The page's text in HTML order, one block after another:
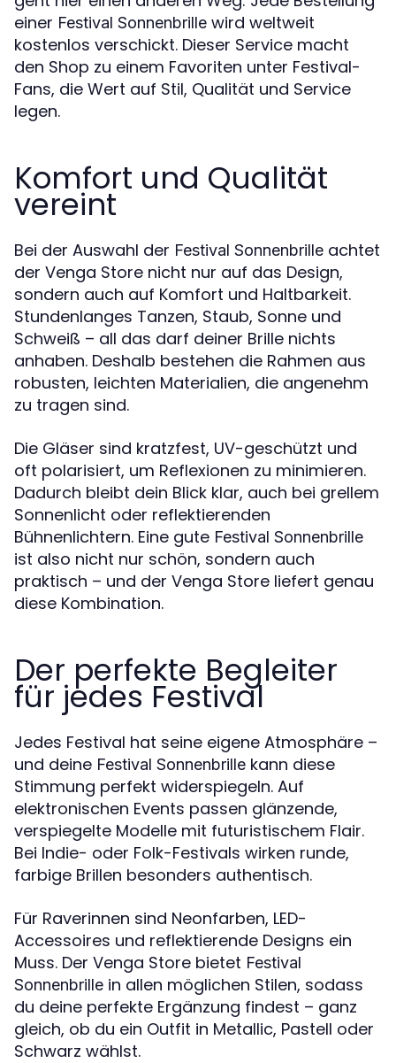
einer Festival Sonnenbrille wird weltweit
kostenlos verschickt. Dieser Service macht
den Shop zu einem Favoriten unter Festival-
Fans, die Wert auf Stil, Qualität und Service
legen.
Komfort und Qualität
vereint
Bei der Auswahl der Festival Sonnenbrille achtet
der Venga Store nicht nur auf das Design,
sondern auch auf Komfort und Haltbarkeit.
Stundenlanges Tanzen, Staub, Sonne und
Schweiß – all das darf deiner Brille nichts
anhaben. Deshalb bestehen die Rahmen aus
robusten, leichten Materialien, die angenehm
zu tragen sind.
Die Gläser sind kratzfest, UV-geschützt und
oft polarisiert, um Reflexionen zu minimieren.
Dadurch bleibt dein Blick klar, auch bei grellem
Sonnenlicht oder reflektierenden
Bühnenlichtern. Eine gute Festival Sonnenbrille
ist also nicht nur schön, sondern auch
praktisch – und der Venga Store liefert genau
diese Kombination.
Der perfekte Begleiter
für jedes Festival
Jedes Festival hat seine eigene Atmosphäre –
und deine Festival Sonnenbrille kann diese
Stimmung perfekt widerspiegeln. Auf
elektronischen Events passen glänzende,
verspiegelte Modelle mit futuristischem Flair.
Bei Indie- oder Folk-Festivals wirken runde,
farbige Brillen besonders authentisch.
Für Raverinnen sind Neonfarben, LED-
Accessoires und reflektierende Designs ein
Muss. Der Venga Store bietet Festival
Sonnenbrille in allen möglichen Stilen, sodass
du deine perfekte Ergänzung findest – ganz
gleich, ob du ein Outfit in Metallic, Pastell oder
Schwarz wählst.